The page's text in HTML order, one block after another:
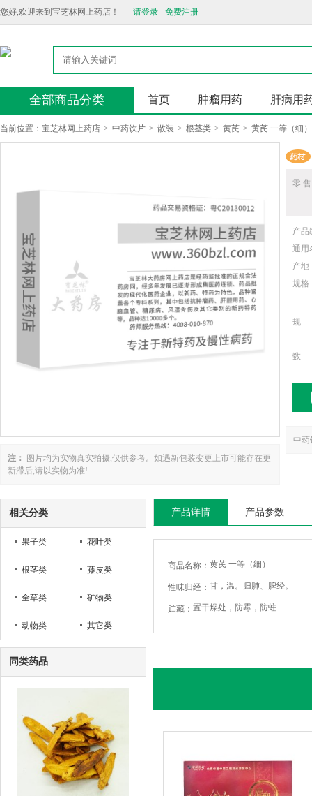
您好,欢迎来到宝芝林网上药店！ 请登录 免费注册
全部商品分类 首页 肿瘤用药 肝病用
当前位置： 宝芝林网上药店 > 中药饮片 > 散装 > 根茎类 > 黄芪 > 黄芪 一等（细）
注：
图片均为实物真实拍摄,仅供参考。如遇新包装变更上市可能存在更
新滞后,请以实物为准!
零
产品
通用
产地
规格
规
数
中药
相关分类
果子类 花叶类
根茎类 藤皮类
全草类 矿物类
动物类 其它类
同类药品
产品详情 产品参数
商品名称： 黄芪 一等（细）
性味归经： 甘，温。归肺、脾经。
贮藏： 置干燥处，防霉，防蛀